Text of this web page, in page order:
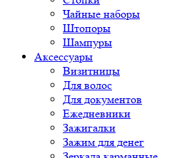
Чайные наборы
Штопоры
Шампуры
Аксессуары
Визитницы
Для волос
Для документов
Ежедневники
Зажигалки
Зажим для денег